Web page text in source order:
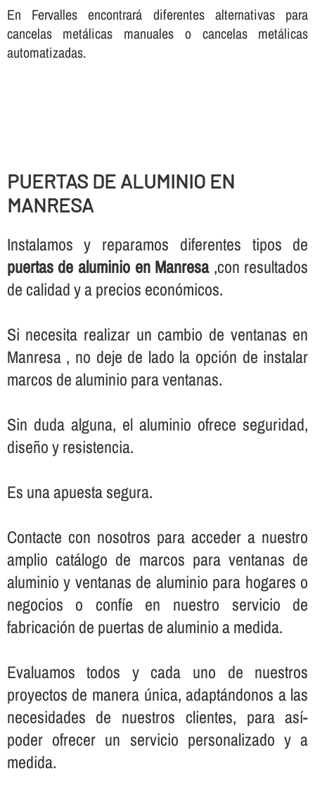
En Fervalles encontrará diferentes alternativas para
cancelas metálicas manuales o cancelas metálicas
automatizadas.
PUERTAS DE ALUMINIO EN
MANRESA
Instalamos y reparamos diferentes tipos de
puertas de aluminio en Manresa,con resultados
de calidad y a precios económicos.
Si necesita realizar un cambio de ventanas en
Manresa , no deje de lado la opción de instalar
marcos de aluminio para ventanas.
Sin duda alguna, el aluminio ofrece seguridad,
diseño y resistencia.
Es una apuesta segura.
Contacte con nosotros para acceder a nuestro
amplio catálogo de marcos para ventanas de
aluminio y ventanas de aluminio para hogares o
negocios o confí­e en nuestro servicio de
fabricación de puertas de aluminio a medida.
Evaluamos todos y cada uno de nuestros
proyectos de manera única, adaptándonos a las
necesidades de nuestros clientes, para así­
poder ofrecer un servicio personalizado y a
medida.